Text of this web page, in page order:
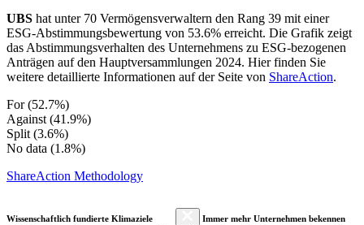
UBS hat unter 70 Vermögensverwaltern den Rang 39 mit einer
ESG-Abstimmungsbewertung von 53.6% erreicht. Die Grafik zeigt
das Abstimmungsverhalten des Unternehmens zu ESG-bezogenen
Anträgen auf den Hauptversammlungen 2024. Hier finden Sie
weitere detaillierte Informationen auf der Seite von ShareAction.
For (52.7%)
Against (41.9%)
Split (3.6%)
No data (1.8%)
ShareAction Methodology
Wissenschaftlich fundierte Klimaziele
Immer mehr Unternehmen bekennen